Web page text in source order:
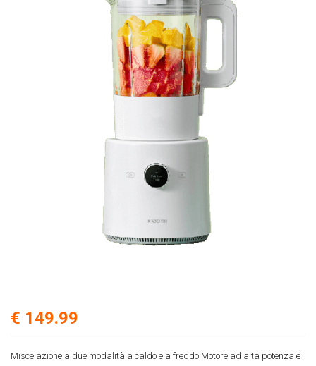
€ 149.99
Miscelazione a due modalità a caldo e a freddo Motore ad alta potenza e